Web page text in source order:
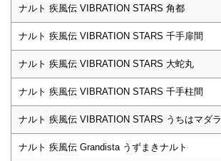
ナルト 疾風伝 VIBRATION STARS 角都
ナルト 疾風伝 VIBRATION STARS 千手扉間
ナルト 疾風伝 VIBRATION STARS 大蛇丸
ナルト 疾風伝 VIBRATION STARS 千手柱間
ナルト 疾風伝 VIBRATION STARS うちはマダラ
ナルト 疾風伝 Grandista うずまきナルト